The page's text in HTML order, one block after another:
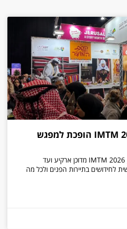
מה שקורה כש-IMTM 2026 הופכת למפגש
"סיור בין חברים וקולגות ב-, IMTM 2026 מדוכן ארקיע ועד
לחידושים בתיירות הפנים ולכל מה